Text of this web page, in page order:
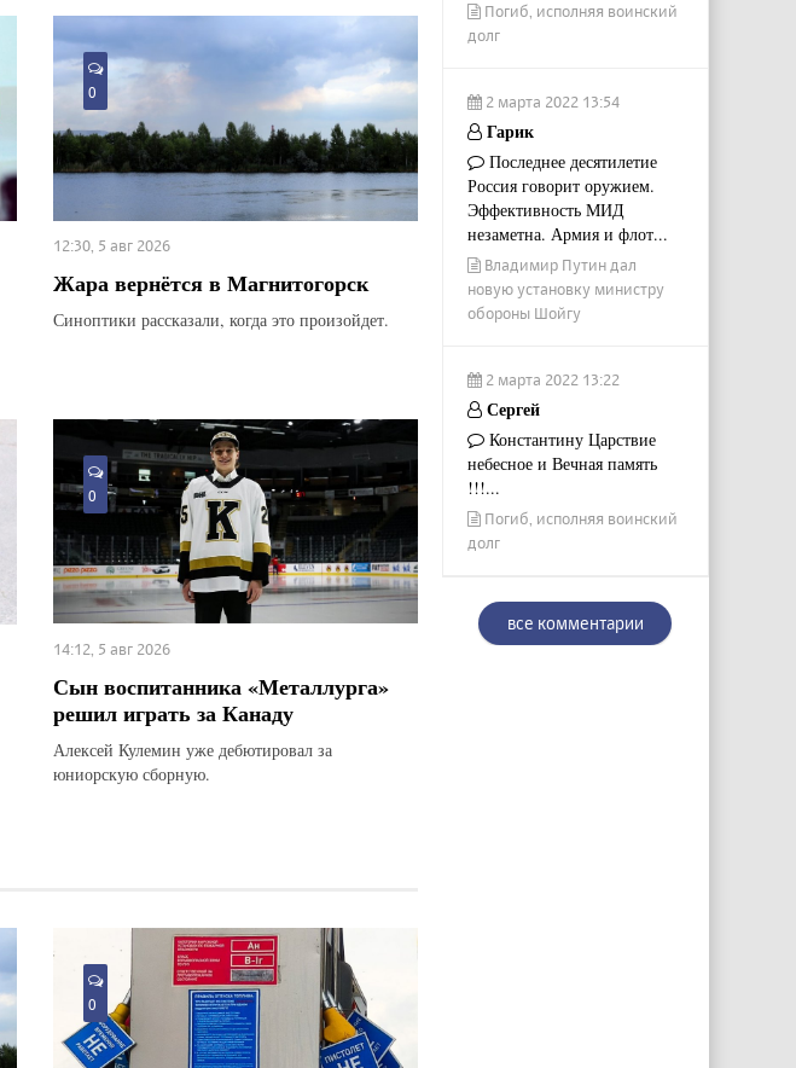
0
12:30, 5 авг 2026
Жара вернётся в Магнитогорск
Синоптики рассказали, когда это произойдет.
0
14:12, 5 авг 2026
Сын воспитанника «Металлурга»
решил играть за Канаду
Алексей Кулемин уже дебютировал за
юниорскую сборную.
0
Погиб, исполняя воинский
долг
2 марта 2022 13:54
Гарик
Последнее десятилетие
Россия говорит оружием.
Эффективность МИД
незаметна. Армия и флот...
Владимир Путин дал
новую установку министру
обороны Шойгу
2 марта 2022 13:22
Сергей
Константину Царствие
небесное и Вечная память
!!!...
Погиб, исполняя воинский
долг
все комментарии